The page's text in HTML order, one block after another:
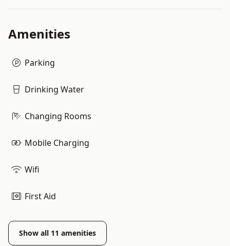
Amenities
Parking
Drinking Water
Changing Rooms
Mobile Charging
Wifi
First Aid
Show all 11 amenities